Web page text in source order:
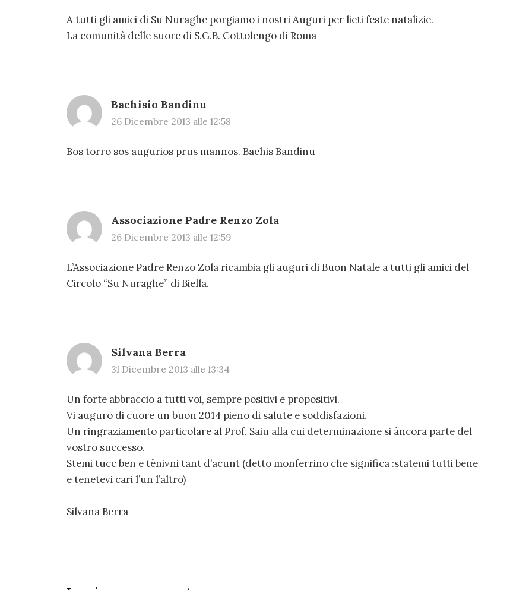
A tutti gli amici di Su Nuraghe porgiamo i nostri Auguri per lieti feste natalizie.
La comunità delle suore di S.G.B. Cottolengo di Roma
Bachisio Bandinu
26 Dicembre 2013 alle 12:58
Bos torro sos augurios prus mannos. Bachis Bandinu
Associazione Padre Renzo Zola
26 Dicembre 2013 alle 12:59
L’Associazione Padre Renzo Zola ricambia gli auguri di Buon Natale a tutti gli amici del
Circolo “Su Nuraghe” di Biella.
Silvana Berra
31 Dicembre 2013 alle 13:34
Un forte abbraccio a tutti voi, sempre positivi e propositivi.
Vi auguro di cuore un buon 2014 pieno di salute e soddisfazioni.
Un ringraziamento particolare al Prof. Saiu alla cui determinazione si àncora parte del
vostro successo.
Stemi tucc ben e tënivni tant d’acunt (detto monferrino che significa :statemi tutti bene
e tenetevi cari l’un l’altro)
Silvana Berra